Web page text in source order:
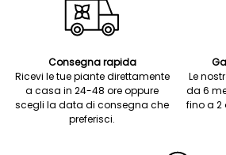
Consegna rapida
Ricevi le tue piante direttamente
a casa in 24-48 ore oppure
scegli la data di consegna che
preferisci.
Le
da 6
fino a 2